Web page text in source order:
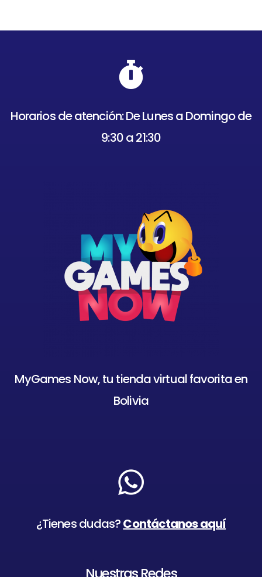
Horarios de atención: De Lunes a Domingo de
9:30 a 21:30
MyGames Now, tu tienda virtual favorita en
Bolivia
¿Tienes dudas?Contáctanos aquí